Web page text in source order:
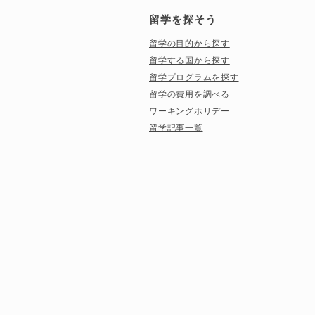
留学を探そう
留学の目的から探す
留学する国から探す
留学プログラムを探す
留学の費用を調べる
ワーキングホリデー
留学記事一覧